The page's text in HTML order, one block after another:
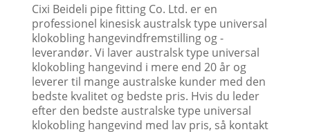
Cixi Beideli pipe fitting Co. Ltd. er en
professionel kinesisk australsk type universal
klokobling hangevindfremstilling og -
leverandør. Vi laver australsk type universal
klokobling hangevind i mere end 20 år og
leverer til mange australske kunder med den
bedste kvalitet og bedste pris. Hvis du leder
efter den bedste australske type universal
klokobling hangevind med lav pris, så kontakt